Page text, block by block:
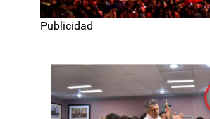
Publicidad